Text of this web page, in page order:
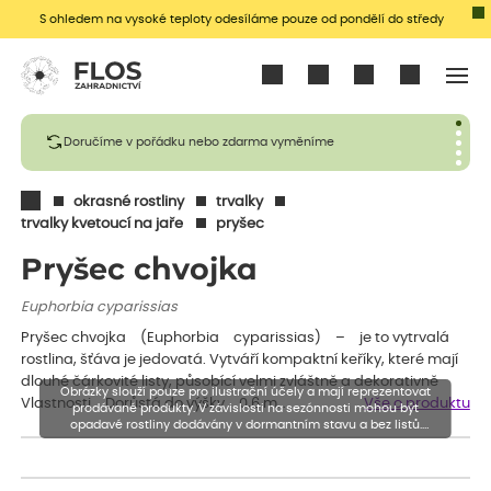
S ohledem na vysoké teploty odesíláme pouze od pondělí do středy
Doručíme v pořádku nebo zdarma vyměníme
okrasné rostliny
trvalky
trvalky kvetoucí na jaře
pryšec
Pryšec chvojka
Euphorbia cyparissias
Pryšec chvojka (Euphorbia cyparissias) – je to vytrvalá
rostlina, šťáva je jedovatá. Vytváří kompaktní keříky, které mají
dlouhé čárkovité listy, působící velmi zvláštně a dekorativně
Vlastnosti Dorůstá do výšky 0,6 m…
Vše o produktu
Obrázky slouží pouze pro ilustrační účely a mají reprezentovat
prodávané produkty. V závislosti na sezónnosti mohou být
opadavé rostliny dodávány v dormantním stavu a bez listů.
Rostliny mohou být také sestřiženy níže, než je uvedená výška,